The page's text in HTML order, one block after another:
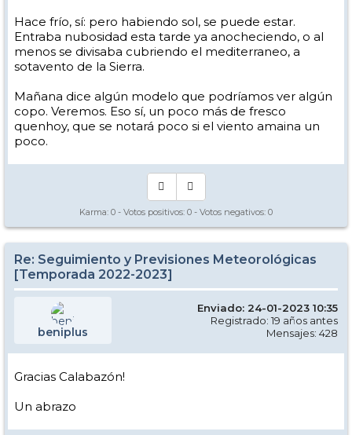
Hace frío, sí: pero habiendo sol, se puede estar.
Entraba nubosidad esta tarde ya anocheciendo, o al
menos se divisaba cubriendo el mediterraneo, a
sotavento de la Sierra.
Mañana dice algún modelo que podríamos ver algún
copo. Veremos. Eso sí, un poco más de fresco
quenhoy, que se notará poco si el viento amaina un
poco.
Karma: 0 - Votos positivos: 0 - Votos negativos: 0
Re: Seguimiento y Previsiones Meteorológicas
[Temporada 2022-2023]
beniplus
Enviado: 24-01-2023 10:35
Registrado: 19 años antes
Mensajes: 428
Gracias Calabazón!
Un abrazo